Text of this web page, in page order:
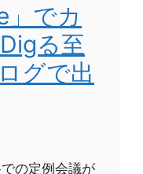
」でカ
る至
グで出
の定例会議が